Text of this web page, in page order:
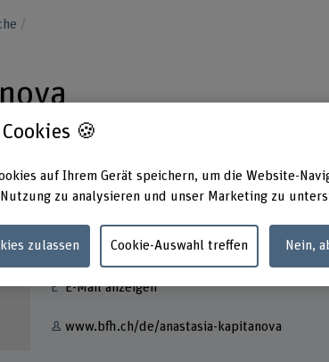
Kontakt
E-Mail anzeigen
www.bfh.ch/de/anastasia-kapitanova
🍪
auf Ihrem Gerät speichern, um die Website-
zu analysieren und unser Marketing zu
zulassen Cookie-Auswahl treffen Nein,